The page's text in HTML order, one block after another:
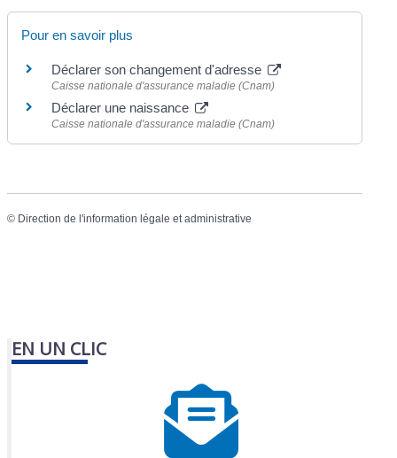
Pour en savoir plus
Déclarer son changement d'adresse
Caisse nationale d'assurance maladie (Cnam)
Déclarer une naissance
Caisse nationale d'assurance maladie (Cnam)
© Direction de l'information légale et administrative
EN UN CLIC